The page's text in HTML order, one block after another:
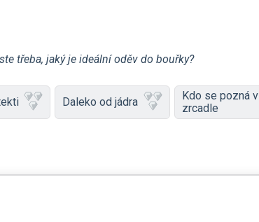
třeba, jaký je ideální oděv do bouřky?
Daleko od jádra
Kdo se pozná v
zrcadle